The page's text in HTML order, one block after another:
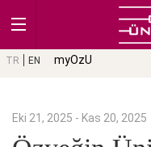
TR EN myOzU
Eki 21, 2025 - Kas 20, 2025